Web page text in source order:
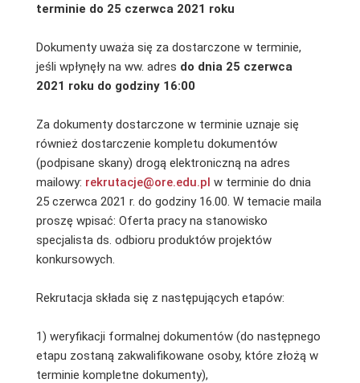
terminie do 25 czerwca 2021 roku
Dokumenty uważa się za dostarczone w terminie,
jeśli wpłynęły na ww. adres do dnia 25 czerwca
2021 roku do godziny 16:00
Za dokumenty dostarczone w terminie uznaje się
również dostarczenie kompletu dokumentów
(podpisane skany) drogą elektroniczną na adres
mailowy: rekrutacje@ore.edu.pl w terminie do dnia
25 czerwca 2021 r. do godziny 16.00. W temacie maila
proszę wpisać: Oferta pracy na stanowisko
specjalista ds. odbioru produktów projektów
konkursowych.
Rekrutacja składa się z następujących etapów:
1) weryfikacji formalnej dokumentów (do następnego
etapu zostaną zakwalifikowane osoby, które złożą w
terminie kompletne dokumenty),